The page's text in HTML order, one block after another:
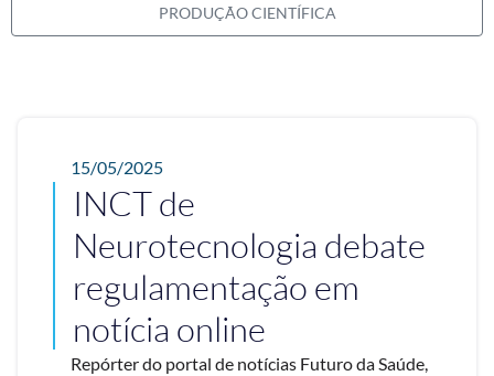
PRODUÇÃO CIENTÍFICA
15/05/2025
INCT de
Neurotecnologia debate
regulamentação em
notícia online
Repórter do portal de notícias Futuro da Saúde,